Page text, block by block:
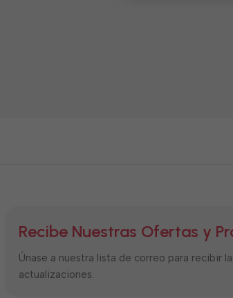
Recibe Nuestras Ofertas y
Únase a nuestra lista de correo para recibir
actualizaciones.